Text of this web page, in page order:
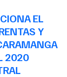
EL
Y
2020